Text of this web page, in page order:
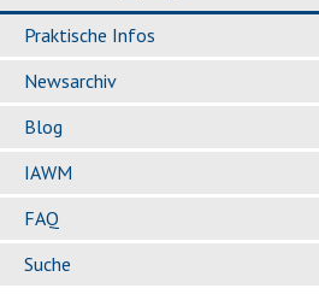
Praktische Infos
Newsarchiv
Blog
IAWM
FAQ
Suche